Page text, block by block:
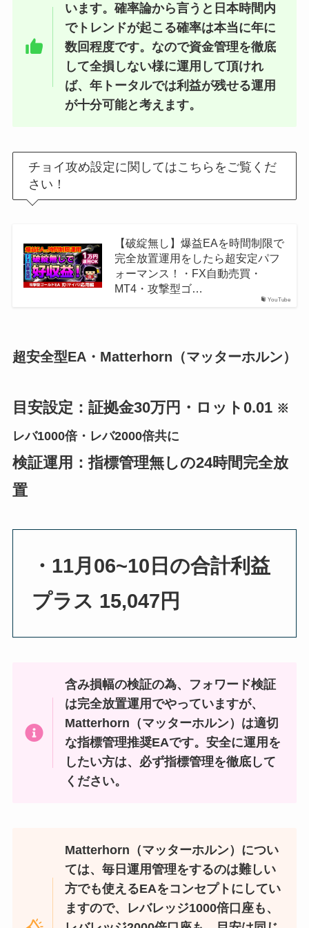
います。確率論から言うと日本時間内
でトレンドが起こる確率は本当に年に
数回程度です。なので資金管理を徹底
して全損しない様に運用して頂けれ
ば、年トータルでは利益が残せる運用
が十分可能と考えます。
チョイ攻め設定に関してはこちらをご覧くだ
さい！
YouTube
【破綻無し】爆益EAを時間制限で
完全放置運用をしたら超安定パフ
ォーマンス！・FX自動売買・
MT4・攻撃型ゴ…
超安全型EA・Matterhorn（マッターホルン）
目安設定：証拠金30万円・ロット0.01 ※
レバ1000倍・レバ2000倍共に
検証運用：指標管理無しの24時間完全放
置
・11月06~10日の合計利益
プラス 15,047円
含み損幅の検証の為、フォワード検証
は完全放置運用でやっていますが、
Matterhorn（マッターホルン）は適切
な指標管理推奨EAです。安全に運用を
したい方は、必ず指標管理を徹底して
ください。
Matterhorn（マッターホルン）につい
ては、毎日運用管理をするのは難しい
方でも使えるEAをコンセプトにしてい
ますので、レバレッジ1000倍口座も、